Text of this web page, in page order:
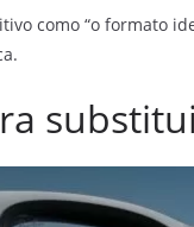
como “o formato